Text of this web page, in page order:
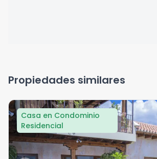
Propiedades similares
Casa en Condominio
Residencial